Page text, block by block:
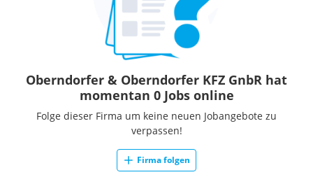
Oberndorfer & Oberndorfer KFZ GnbR hat
momentan 0 Jobs online
Folge dieser Firma um keine neuen Jobangebote zu
verpassen!
Firma folgen